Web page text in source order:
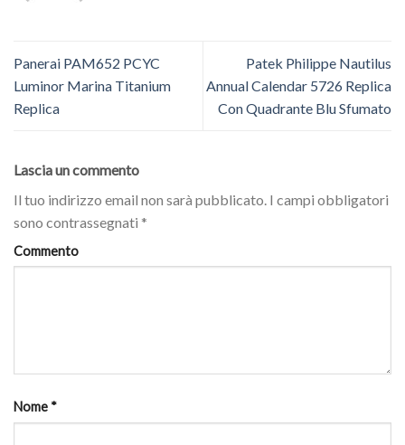
Panerai PAM652 PCYC
Luminor Marina Titanium
Replica
Patek Philippe Nautilus
Annual Calendar 5726 Replica
Con Quadrante Blu Sfumato
Lascia un commento
Il tuo indirizzo email non sarà pubblicato. I campi obbligatori
sono contrassegnati *
Commento
Nome *